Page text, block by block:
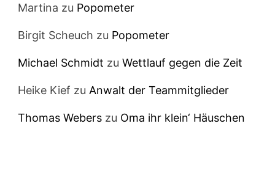
Martina zu Popometer
Birgit Scheuch zu Popometer
Michael Schmidt zuWettlauf gegen die Zeit
Heike Kief zu Anwalt der Teammitglieder
Thomas Webers zu Oma ihr klein‘ Häuschen